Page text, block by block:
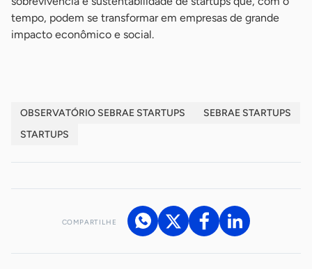
tempo, podem se transformar em empresas de grande
impacto econômico e social.
OBSERVATÓRIO SEBRAE STARTUPS
SEBRAE STARTUPS
STARTUPS
COMPARTILHE